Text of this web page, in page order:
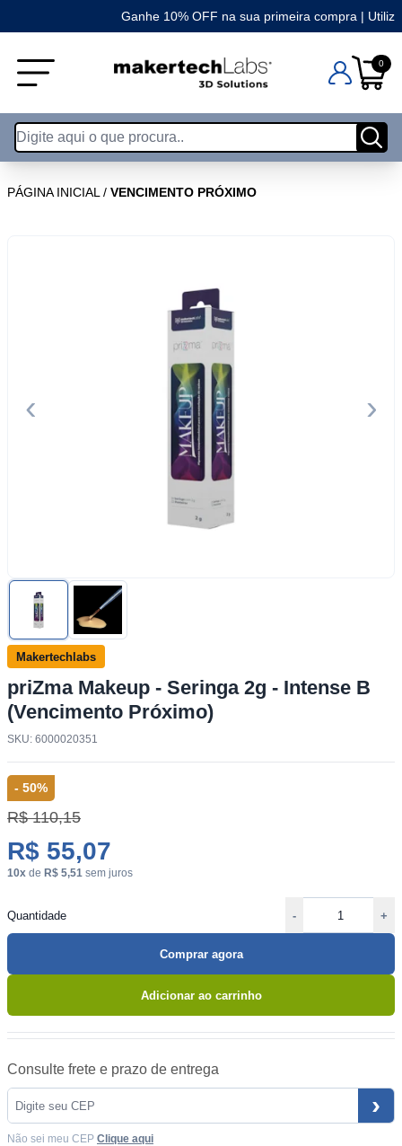
Ganhe 10% OFF na sua primeira compra | Utilize
0
PÁGINA INICIAL / VENCIMENTO PRÓXIMO
‹ ›
Makertechlabs
priZma Makeup - Seringa 2g - Intense B
(Vencimento Próximo)
SKU: 6000020351
- 50%
R$ 110,15
R$ 55,07
10x de R$ 5,51 sem juros
Quantidade - +
Comprar agora
Adicionar ao carrinho
Consulte frete e prazo de entrega
›
Não sei meu CEP Clique aqui